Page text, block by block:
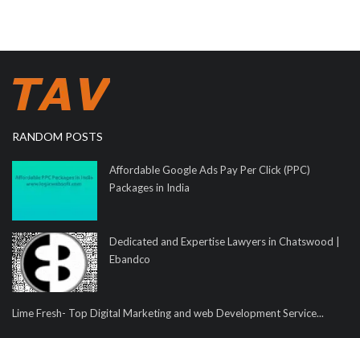
RANDOM POSTS
Affordable Google Ads Pay Per Click (PPC)
Packages in India
Dedicated and Expertise Lawyers in Chatswood |
Ebandco
Lime Fresh- Top Digital Marketing and web Development Service...